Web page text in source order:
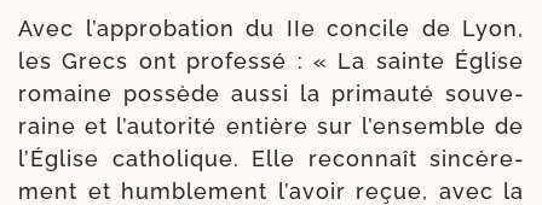
Avec l’ap­pro­ba­tion du IIe concile de Lyon,
les Grecs ont pro­fes­sé : « La sainte Église
romaine pos­sède aus­si la pri­mau­té sou­ve­
raine et l’au­to­ri­té entière sur l’en­semble de
l’Église catho­lique. Elle recon­naît sin­cè­re­
ment et hum­ble­ment l’a­voir reçue, avec la